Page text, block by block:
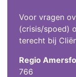
Voor vragen
(crisis/spoed)
terecht bij
Regio
766